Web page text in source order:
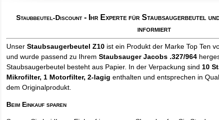
Staubbeutel-Discount - Ihr Experte für Staubsaugerbeutel
informiert
UnserStaubsaugerbeutel Z10 ist ein Produkt der Marke Top Ten
und wurde passend zu IhremStaubsauger Jacobs .327/964
Staubsaugerbeutel besteht aus Papier. In der Verpackung sind10
Mikrofilter, 1 Motorfilter, 2-lagig enthalten und entsprechen in
dem Originalprodukt.
Beim Einkauf sparen